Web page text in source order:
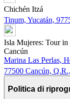
Chichén Itzá
Tinum, Yucatán,
Isla Mujeres: Tour in
Cancún
Marina Las Perlas,
77500 Cancún,
Politica di